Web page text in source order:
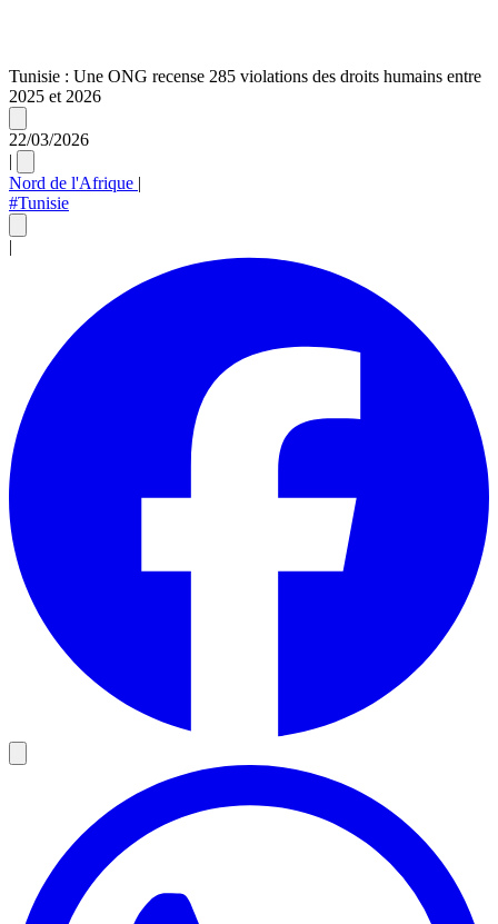
Tunisie : Une ONG recense 285 violations des droits humains entre
2025 et 2026
22/03/2026
|
Nord de l'Afrique |
#Tunisie
|